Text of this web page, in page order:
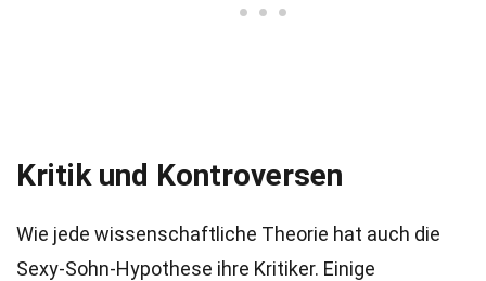
Kritik und Kontroversen
Wie jede wissenschaftliche Theorie hat auch die
Sexy-Sohn-Hypothese ihre Kritiker. Einige